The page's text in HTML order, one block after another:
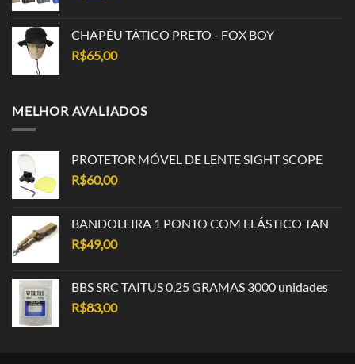
CHAPÉU TÁTICO PRETO - FOX BOY
R$65,00
MELHOR AVALIADOS
PROTETOR MÓVEL DE LENTE SIGHT SCOPE
R$60,00
BANDOLEIRA 1 PONTO COM ELÁSTICO TAN
R$49,00
BBS SRC TAITUS 0,25 GRAMAS 3000 unidades
R$83,00